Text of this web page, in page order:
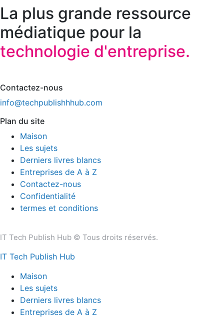
La plus grande ressource
médiatique pour la
technologie d'entreprise.
Contactez-nous
info@techpublishhhub.com
Plan du site
Maison
Les sujets
Derniers livres blancs
Entreprises de A à Z
Contactez-nous
Confidentialité
termes et conditions
IT Tech Publish Hub © Tous droits réservés.
IT Tech Publish Hub
Maison
Les sujets
Derniers livres blancs
Entreprises de A à Z